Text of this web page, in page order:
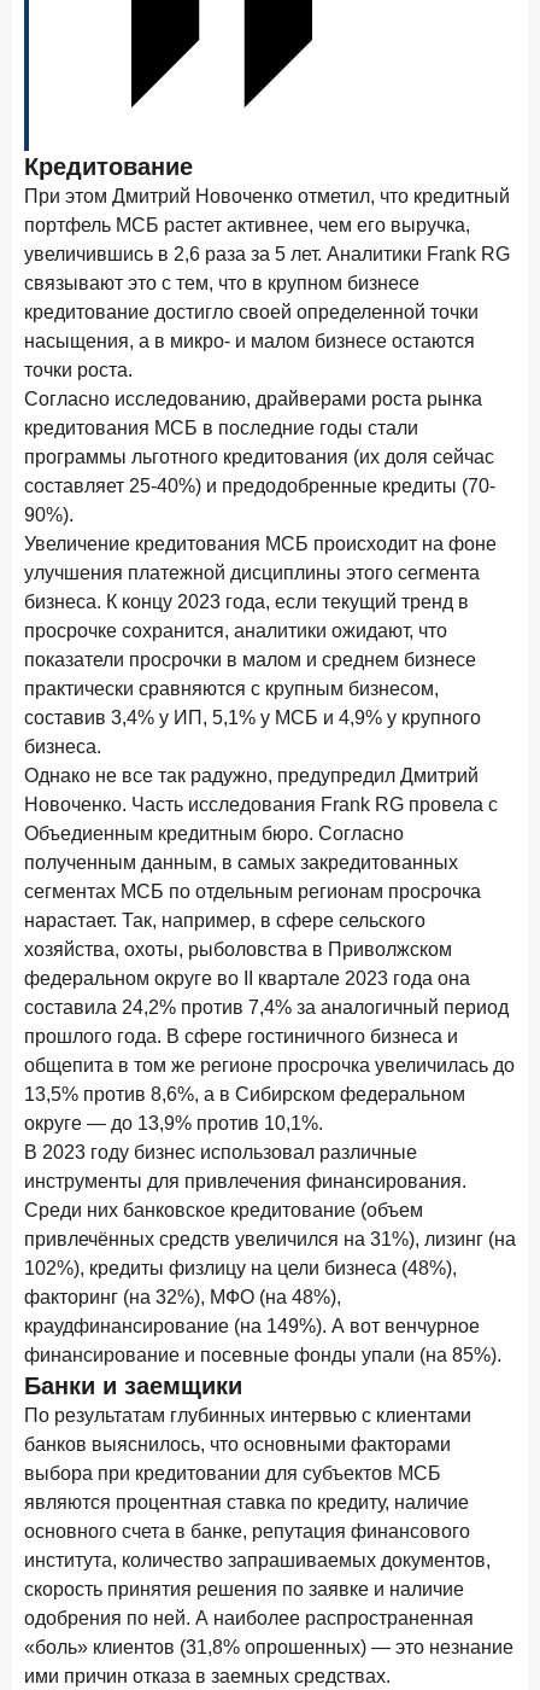
продуктов усиливается
28 апреля 2026 года
для сбережений в 2026 году
27 апреля 2026 года ИССЛЕДОВАНИЕ
Банки скорректировали доходность вкладов после
снижения ключевой ставки до 14,5%
Цифра дня
Средний срок ипотеки на первичном рынке
26,8 лет
год к году
Frank Data. Ипотека Поделиться
24 апреля 2026 года
Ипотека. Итоги работы крупнейших ипотечных банков
в марте 2026 года
15 апреля 2026 года ИССЛЕДОВАНИЕ
Рынок подписок 2026: от гонки за объёмами к битве за
привычку
15 апреля 2026 года ИССЛЕДОВАНИЕ
трендов
10 апреля 2026 года ИССЛЕДОВАНИЕ
ДНК современного ипотечного клиента
ИССЛЕДОВАНИЕ
По итогам марта 2026 года объем выдач кредитов
составил 925,7 млрд руб.
26 марта 2026 года ИССЛЕДОВАНИЕ
Не экосистемой единой: как пользователи
распределяют подписки
25 марта 2026 года
Ипотека. Итоги работы крупнейших ипотечных банков
в феврале 2026 года
18 марта 2026 года ИССЛЕДОВАНИЕ
Банки начали снижать ставки по вкладам еще до
решения ЦБ
16 марта 2026 года
Frank RG объявила победителей кейс-чемпионата
2026 года
12 марта 2026 года
Банки ускорили работу с претензиями
Рассылка Frank RG
Итоги недели, наша трактовка основных событий
на банковском рынке
Кредитование
При этом Дмитрий Новоченко отметил, что кредитный
портфель МСБ растет активнее, чем его выручка,
увеличившись в 2,6 раза за 5 лет. Аналитики Frank RG
связывают это с тем, что в крупном бизнесе
кредитование достигло своей определенной точки
насыщения, а в микро- и малом бизнесе остаются
точки роста.
Согласно исследованию, драйверами роста рынка
кредитования МСБ в последние годы стали
программы льготного кредитования (их доля сейчас
составляет 25-40%) и предодобренные кредиты (70-
90%).
Увеличение кредитования МСБ происходит на фоне
улучшения платежной дисциплины этого сегмента
бизнеса. К концу 2023 года, если текущий тренд в
просрочке сохранится, аналитики ожидают, что
показатели просрочки в малом и среднем бизнесе
практически сравняются с крупным бизнесом,
составив 3,4% у ИП, 5,1% у МСБ и 4,9% у крупного
бизнеса.
Однако не все так радужно, предупредил Дмитрий
Новоченко. Часть исследования Frank RG провела с
Объедиенным кредитным бюро. Согласно
полученным данным, в самых закредитованных
сегментах МСБ по отдельным регионам просрочка
нарастает. Так, например, в сфере сельского
хозяйства, охоты, рыболовства в Приволжском
федеральном округе во II квартале 2023 года она
составила 24,2% против 7,4% за аналогичный период
прошлого года. В сфере гостиничного бизнеса и
общепита в том же регионе просрочка увеличилась до
13,5% против 8,6%, а в Сибирском федеральном
округе — до 13,9% против 10,1%.
В 2023 году бизнес использовал различные
инструменты для привлечения финансирования.
Среди них банковское кредитование (объем
привлечённых средств увеличился на 31%), лизинг (на
102%), кредиты физлицу на цели бизнеса (48%),
факторинг (на 32%), МФО (на 48%),
краудфинансирование (на 149%). А вот венчурное
финансирование и посевные фонды упали (на 85%).
Банки и заемщики
По результатам глубинных интервью с клиентами
банков выяснилось, что основными факторами
выбора при кредитовании для субъектов МСБ
являются процентная ставка по кредиту, наличие
основного счета в банке, репутация финансового
института, количество запрашиваемых документов,
скорость принятия решения по заявке и наличие
одобрения по ней. А наиболее распространенная
«боль» клиентов (31,8% опрошенных) — это незнание
ими причин отказа в заемных средствах.